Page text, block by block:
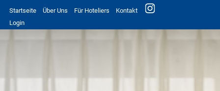
Startseite Über Uns Für Hoteliers
Kontakt
Login